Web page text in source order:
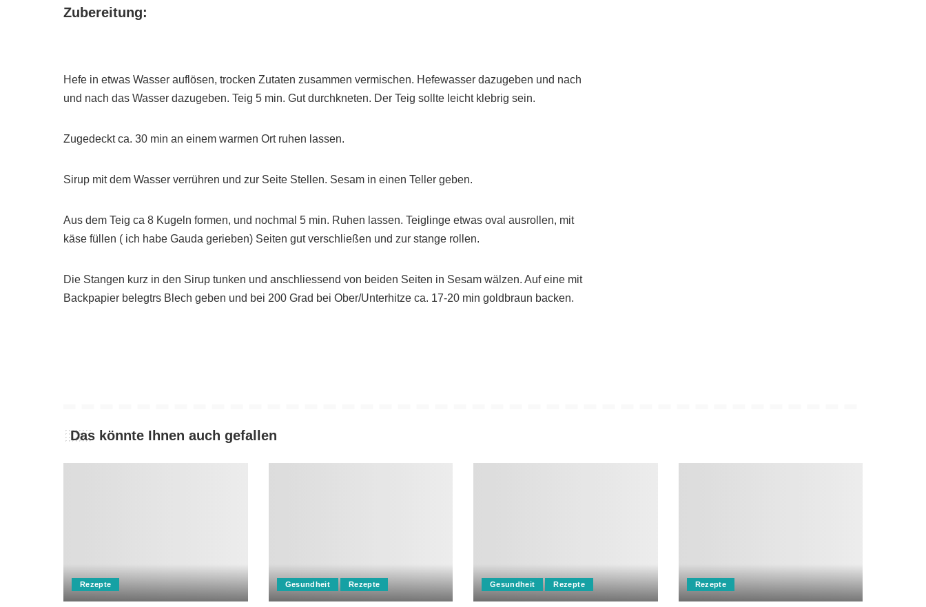
Zubereitung:
Hefe in etwas Wasser auflösen, trocken Zutaten zusammen vermischen. Hefewasser dazugeben und nach
und nach das Wasser dazugeben. Teig 5 min. Gut durchkneten. Der Teig sollte leicht klebrig sein.
Zugedeckt ca. 30 min an einem warmen Ort ruhen lassen.
Sirup mit dem Wasser verrühren und zur Seite Stellen. Sesam in einen Teller geben.
Aus dem Teig ca 8 Kugeln formen, und nochmal 5 min. Ruhen lassen. Teiglinge etwas oval ausrollen, mit
käse füllen ( ich habe Gauda gerieben) Seiten gut verschließen und zur stange rollen.
Die Stangen kurz in den Sirup tunken und anschliessend von beiden Seiten in Sesam wälzen. Auf eine mit
Backpapier belegtrs Blech geben und bei 200 Grad bei Ober/Unterhitze ca. 17-20 min goldbraun backen.
Das könnte Ihnen auch gefallen
Rezepte Gesundheit Rezepte Gesundheit Rezepte Rezepte